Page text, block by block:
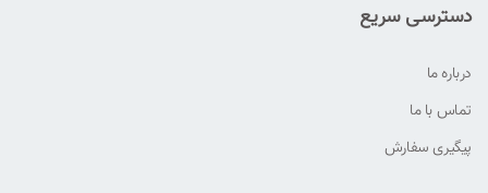
دسترسی سریع
درباره ما
تماس با ما
پیگیری سفارش